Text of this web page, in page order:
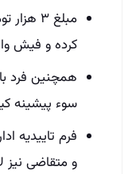
مبلغ ۳
کرده و فیش
همچنین فرد
سوء پیشینه
فرم تاییدیه
و متقاضی نیز